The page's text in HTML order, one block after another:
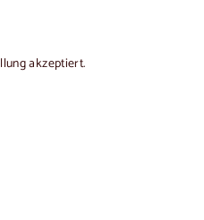
akzeptiert.